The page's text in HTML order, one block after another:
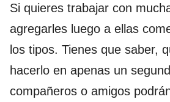
Si quieres trabajar con
agregarles luego a ellas
los tipos. Tienes que saber,
hacerlo en apenas un
compañeros o amigos